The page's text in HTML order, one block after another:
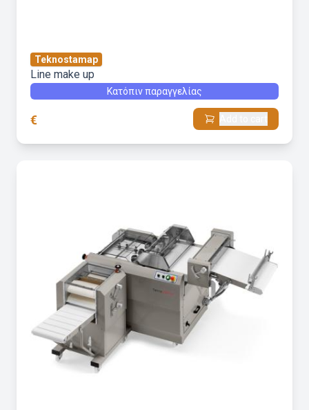
Teknostamap
Line make up
Κατόπιν παραγγελίας
€